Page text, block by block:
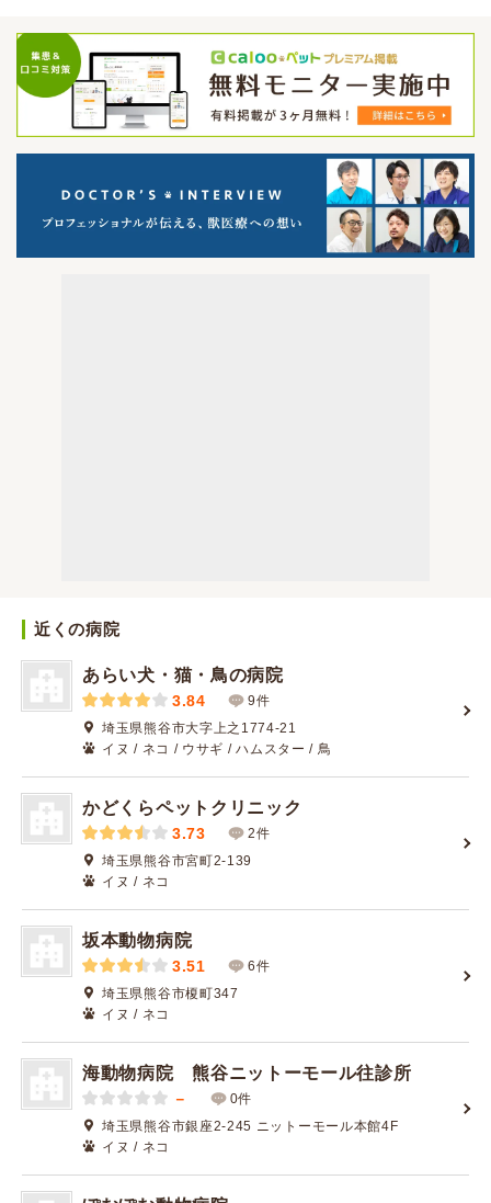
近くの病院
あらい犬・猫・鳥の病院
3.84
9件
埼玉県熊谷市大字上之1774-21
イヌ / ネコ / ウサギ / ハムスター / 鳥
かどくらペットクリニック
3.73
2件
埼玉県熊谷市宮町2-139
イヌ / ネコ
坂本動物病院
3.51
6件
埼玉県熊谷市榎町347
イヌ / ネコ
海動物病院 熊谷ニットーモール往診所
－
0件
埼玉県熊谷市銀座2-245 ニットーモール本館4F
イヌ / ネコ